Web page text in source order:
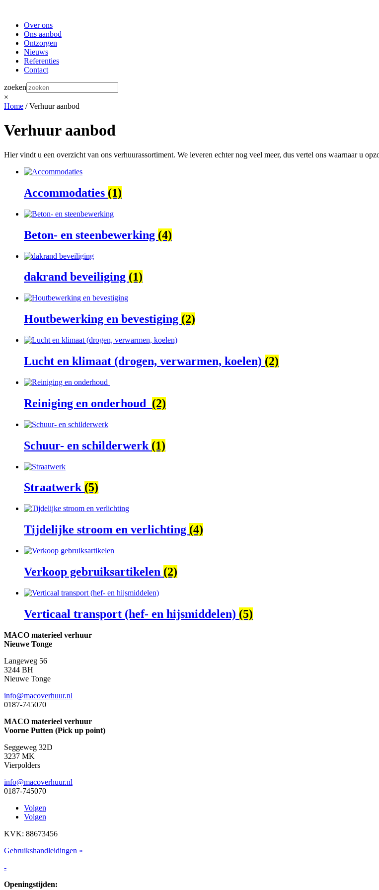
Over ons
Ons aanbod
Ontzorgen
Nieuws
Referenties
Contact
zoeken
×
Home / Verhuur aanbod
Verhuur aanbod
Hier vindt u een overzicht van ons verhuurassortiment. We leveren echter nog veel meer, dus vertel ons waarnaar u
Accommodaties (1)
Beton- en steenbewerking (4)
dakrand beveiliging (1)
Houtbewerking en bevestiging (2)
Lucht en klimaat (drogen, verwarmen, koelen) (2)
Reiniging en onderhoud (2)
Schuur- en schilderwerk (1)
Straatwerk (5)
Tijdelijke stroom en verlichting (4)
Verkoop gebruiksartikelen (2)
Verticaal transport (hef- en hijsmiddelen) (5)
MACO materieel verhuur
Nieuwe Tonge
Langeweg 56
3244 BH
Nieuwe Tonge
info@macoverhuur.nl
0187-745070
MACO materieel verhuur
Voorne Putten (Pick up point)
Seggeweg 32D
3237 MK
Vierpolders
info@macoverhuur.nl
0187-745070
Volgen
Volgen
KVK: 88673456
Gebruikshandleidingen »
-
Openingstijden: